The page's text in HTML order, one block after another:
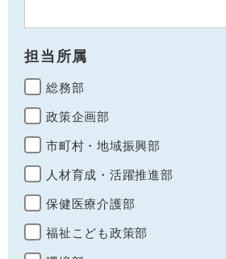
担当所属
総務部
政策企画部
市町村・地域振興部
人材育成・活躍推進部
保健医療介護部
福祉こども政策部